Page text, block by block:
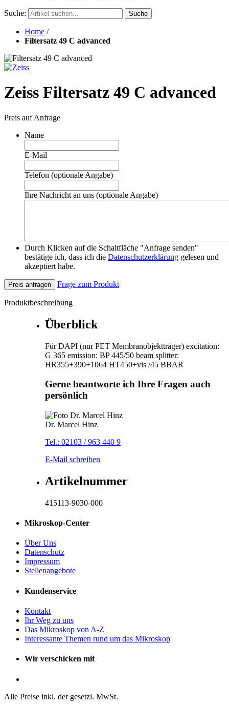
Suche: Suche
Home /
Filtersatz 49 C advanced
Zeiss Filtersatz 49 C advanced
Preis auf Anfrage
Name
E-Mail
Telefon (optionale Angabe)
Ihre Nachricht an uns (optionale Angabe)
Durch Klicken auf die Schaltfläche "Anfrage senden"
bestätige ich, dass ich die Datenschutzerklärung gelesen und
akzeptiert habe.
Preis anfragen Frage zum Produkt
Produktbeschreibung
Überblick
Für DAPI (nur PET Membranobjektträger) excitation:
G 365 emission: BP 445/50 beam splitter:
HR355+390+1064 HT450+vis /45 BBAR
Gerne beantworte ich Ihre Fragen auch
persönlich
Dr. Marcel Hinz
Tel.: 02103 / 963 440 9
E-Mail schreiben
Artikelnummer
415113-9030-000
Mikroskop-Center
Über Uns
Datenschutz
Impressum
Stellenangebote
Kundenservice
Kontakt
Ihr Weg zu uns
Das Mikroskop von A-Z
Interessante Themen rund um das Mikroskop
Wir verschicken mit
Alle Preise inkl. der gesetzl. MwSt.